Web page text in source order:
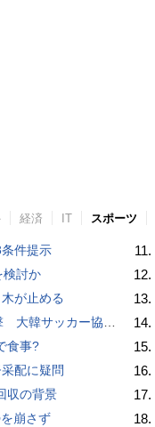
経済 IT スポーツ
件提示
検討か
が止める
への“性的接待”疑惑 韓国メディアが報道
食事?
配に疑問
収の背景
崩さず
11.
12.
13.
14.
15.
16.
17.
18.